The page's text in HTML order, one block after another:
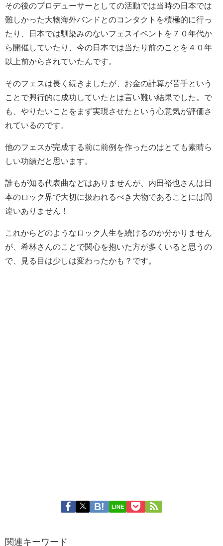
その後のプロデューサーとしての活動では当時の日本では
難しかった大物海外バンドとのコンタクトを積極的に行っ
たり、日本では馴染みのないフェスイベントを７０年代か
ら開催していたり、今の日本では当たり前のことを４０年
以上前からされていたんです。
そのフェスは長く続きましたが、お金の計算が苦手という
ことで興行的に成功していたとは言い難い結果でした。で
も、やりたいことをまず実現させたという心意気が評価さ
れているのです。
他のフェスが完成する前に前例を作ったのはとても素晴ら
しい功績だと思います。
誰もが知る代表曲などはありませんが、内田裕也さんは日
本のロック界で大切に扱われるべき大物であることには間
違いありません！
これからどのようなロック人生を続けるのか分かりません
が、希林さんのことで関心を抱いた方が多くいると思うの
で、見る目は少しは変わったかも？です。
LINE
関連キーワード